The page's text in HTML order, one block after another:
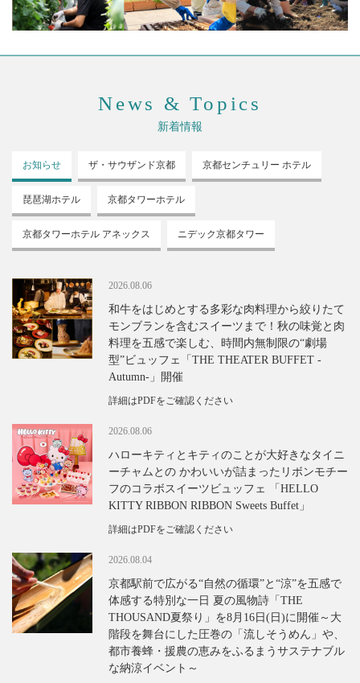
News & Topics
新着情報
お知らせ ザ・サウザンド京都 京都センチュリー ホテル
琵琶湖ホテル 京都タワーホテル
京都タワーホテル アネックス ニデック京都タワー
2026.08.06
和牛をはじめとする多彩な肉料理から絞りたて
モンブランを含むスイーツまで！秋の味覚と肉
料理を五感で楽しむ、時間内無制限の“劇場
型”ビュッフェ「THE THEATER BUFFET -
Autumn-」開催
詳細はPDFをご確認ください
2026.08.06
ハローキティとキティのことが大好きなタイニ
ーチャムとの かわいいが詰まったリボンモチー
フのコラボスイーツビュッフェ 「HELLO
KITTY RIBBON RIBBON Sweets Buffet」
詳細はPDFをご確認ください
2026.08.04
京都駅前で広がる“自然の循環”と“涼”を五感で
体感する特別な一日 夏の風物詩「THE
THOUSAND夏祭り」を8月16日(日)に開催～大
階段を舞台にした圧巻の「流しそうめん」や、
都市養蜂・援農の恵みをふるまうサステナブル
な納涼イベント～